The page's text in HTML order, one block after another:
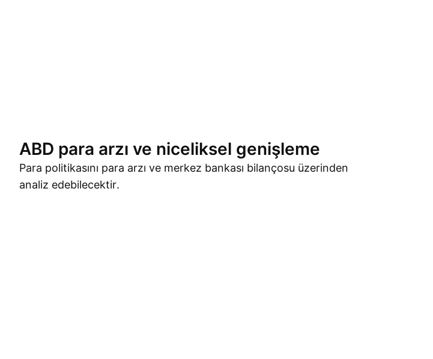
ABD para arzı ve niceliksel genişleme
Para politikasını para arzı ve merkez bankası bilançosu üzerinden
analiz edebilecektir.